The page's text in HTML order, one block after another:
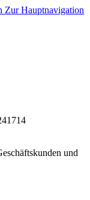
Zur Hauptnavigation
und